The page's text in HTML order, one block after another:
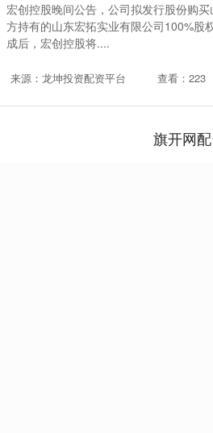
宏创控股晚间公告，公司拟发行股份购
方持有的山东宏拓实业有限公司100%股
成后，宏创控股将....
来源：龙坤投资配资平台 查看：223
旗开网